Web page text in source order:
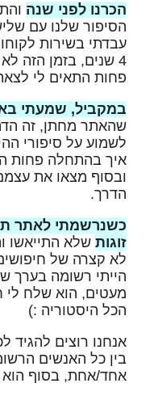
הכרנו לפני שנה
הסיפור שלנו עם
עבדתי בשירות
4 שנים, בזמן הזה
פחות התאים לי
במקביל, שמעתי
שהאתר מחתן, זה
לשמוע על סיפורי
איך בהתחלה פחות
ובסוף מצאו את
הדרך.
כשנרשמתי לאתר
זוגותשלא התייאשו
לא קצרה של
הייתי רשומה בערך
מעטים, הוא שלח לי
הכל היסטוריה :)
אנחנו רוצים להגיד
בין כל האנשים
אחד/אחת, בסוף הוא